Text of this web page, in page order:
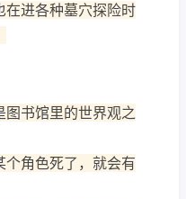
在进各种墓穴探险时
图书馆里的世界观之
角色死了，就会有